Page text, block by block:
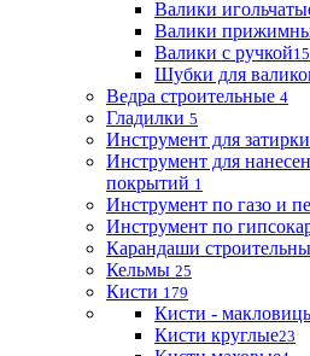
Валики
Валики
Валики с ручкой
Шубки для
Ведра строительные 4
Гладилки 5
Инструмент для
Инструмент для
покрытий 1
Инструмент по газо и
Инструмент по
Карандаши
Кельмы 25
Кисти 179
Кисти -
Кисти круглые23